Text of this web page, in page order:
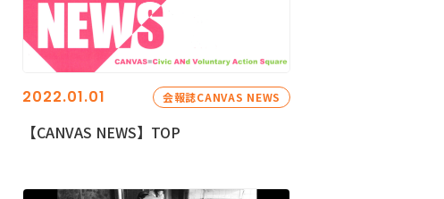
2022.01.01 会報誌CANVAS NEWS
【CANVAS NEWS】TOP